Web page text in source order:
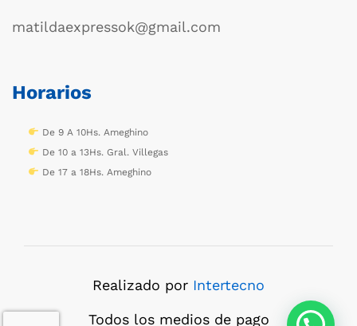
matildaexpressok@gmail.com
Horarios
De 9 A 10Hs. Ameghino
De 10 a 13Hs. Gral. Villegas
De 17 a 18Hs. Ameghino
Realizado por Intertecno
Todos los medios de pago